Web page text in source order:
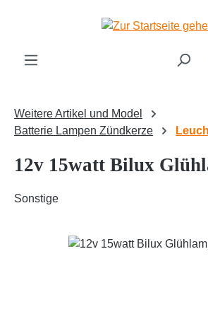
Zum Hauptinhalt springen
Weitere Artikel und Model
Batterie Lampen Zündkerze
12v 15watt Bilux
Sonstige
Bildergalerie überspringen